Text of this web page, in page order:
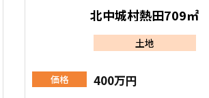
北中城村熱田709㎡
土地
価格 400万円